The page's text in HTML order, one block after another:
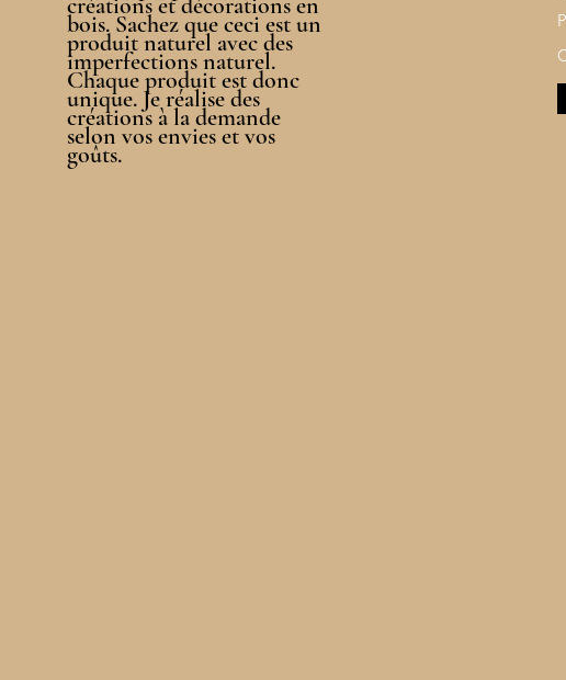
bois. Sachez que ceci est un
produit naturel avec des
imperfections naturel.
Chaque produit est donc
unique. Je réalise des
créations à la demande
selon vos envies et vos
goûts.